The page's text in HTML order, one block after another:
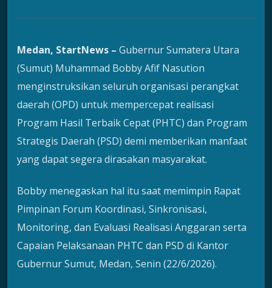
Medan, StartNews – Gubernur Sumatera Utara
(Sumut) Muhammad Bobby Afif Nasution
menginstruksikan seluruh organisasi perangkat
daerah (OPD) untuk mempercepat realisasi
Program Hasil Terbaik Cepat (PHTC) dan Program
Strategis Daerah (PSD) demi memberikan manfaat
yang dapat segera dirasakan masyarakat.
Bobby menegaskan hal itu saat memimpin Rapat
Pimpinan Forum Koordinasi, Sinkronisasi,
Monitoring, dan Evaluasi Realisasi Anggaran serta
Capaian Pelaksanaan PHTC dan PSD di Kantor
Gubernur Sumut, Medan, Senin (22/6/2026).